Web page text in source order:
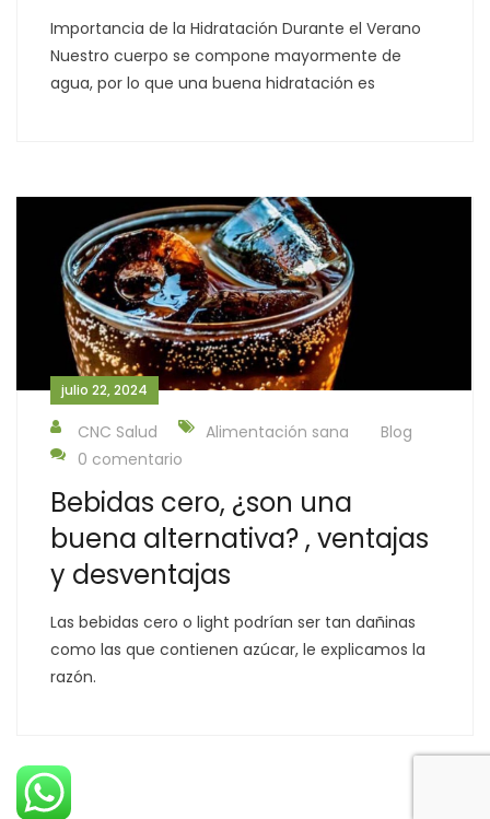
Importancia de la Hidratación Durante el Verano
Nuestro cuerpo se compone mayormente de
agua, por lo que una buena hidratación es
julio 22, 2024
CNC Salud Alimentación sana
Blog
0 comentario
Bebidas cero, ¿son una
buena alternativa? , ventajas
y desventajas
Las bebidas cero o light podrían ser tan dañinas
como las que contienen azúcar, le explicamos la
razón.